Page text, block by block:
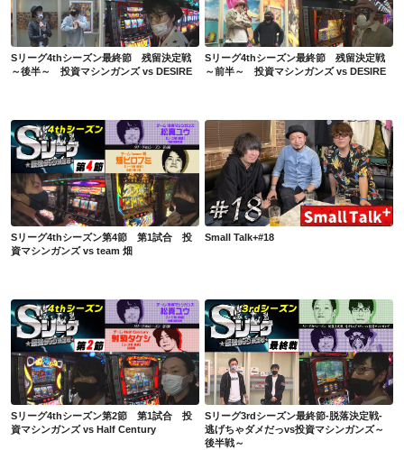
Sリーグ4thシーズン最終節 残留決定戦
～後半～ 投資マシンガンズ vs DESIRE
Sリーグ4thシーズン最終節 残留決定戦
～前半～ 投資マシンガンズ vs DESIRE
Sリーグ4thシーズン第4節 第1試合 投資マシンガンズ vs team 畑
Sリーグ4thシーズン第4節 第1試合 投
資マシンガンズ vs team 畑
Small Talk+#18
Small Talk+#18
Sリーグ4thシーズン第2節 第1試合 投資マシンガンズ vs Half Century
Sリーグ4thシーズン第2節 第1試合 投
資マシンガンズ vs Half Century
Sリーグ3rdシーズン最終節-脱落決定戦-逃げちゃダメだっvs投資マシンガンズ～後半戦～
Sリーグ3rdシーズン最終節-脱落決定戦-
逃げちゃダメだっvs投資マシンガンズ～
後半戦～